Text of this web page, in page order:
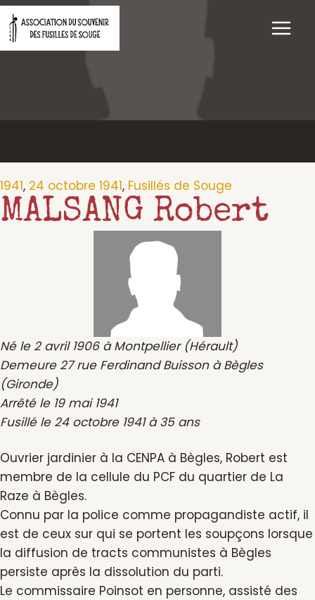
Aller
au
contenu
1941, 24 octobre 1941, Fusillés de Souge
MALSANG Robert
Né le 2 avril 1906 à Montpellier (Hérault)
Demeure 27 rue Ferdinand Buisson à Bègles
(Gironde)
Arrêté le 19 mai 1941
Fusillé le 24 octobre 1941 à 35 ans
Ouvrier jardinier à la CENPA à Bègles, Robert est
membre de la cellule du PCF du quartier de La
Raze à Bègles.
Connu par la police comme propagandiste actif, il
est de ceux sur qui se portent les soupçons lorsque
la diffusion de tracts communistes à Bègles
persiste après la dissolution du parti.
Le commissaire Poinsot en personne, assisté des